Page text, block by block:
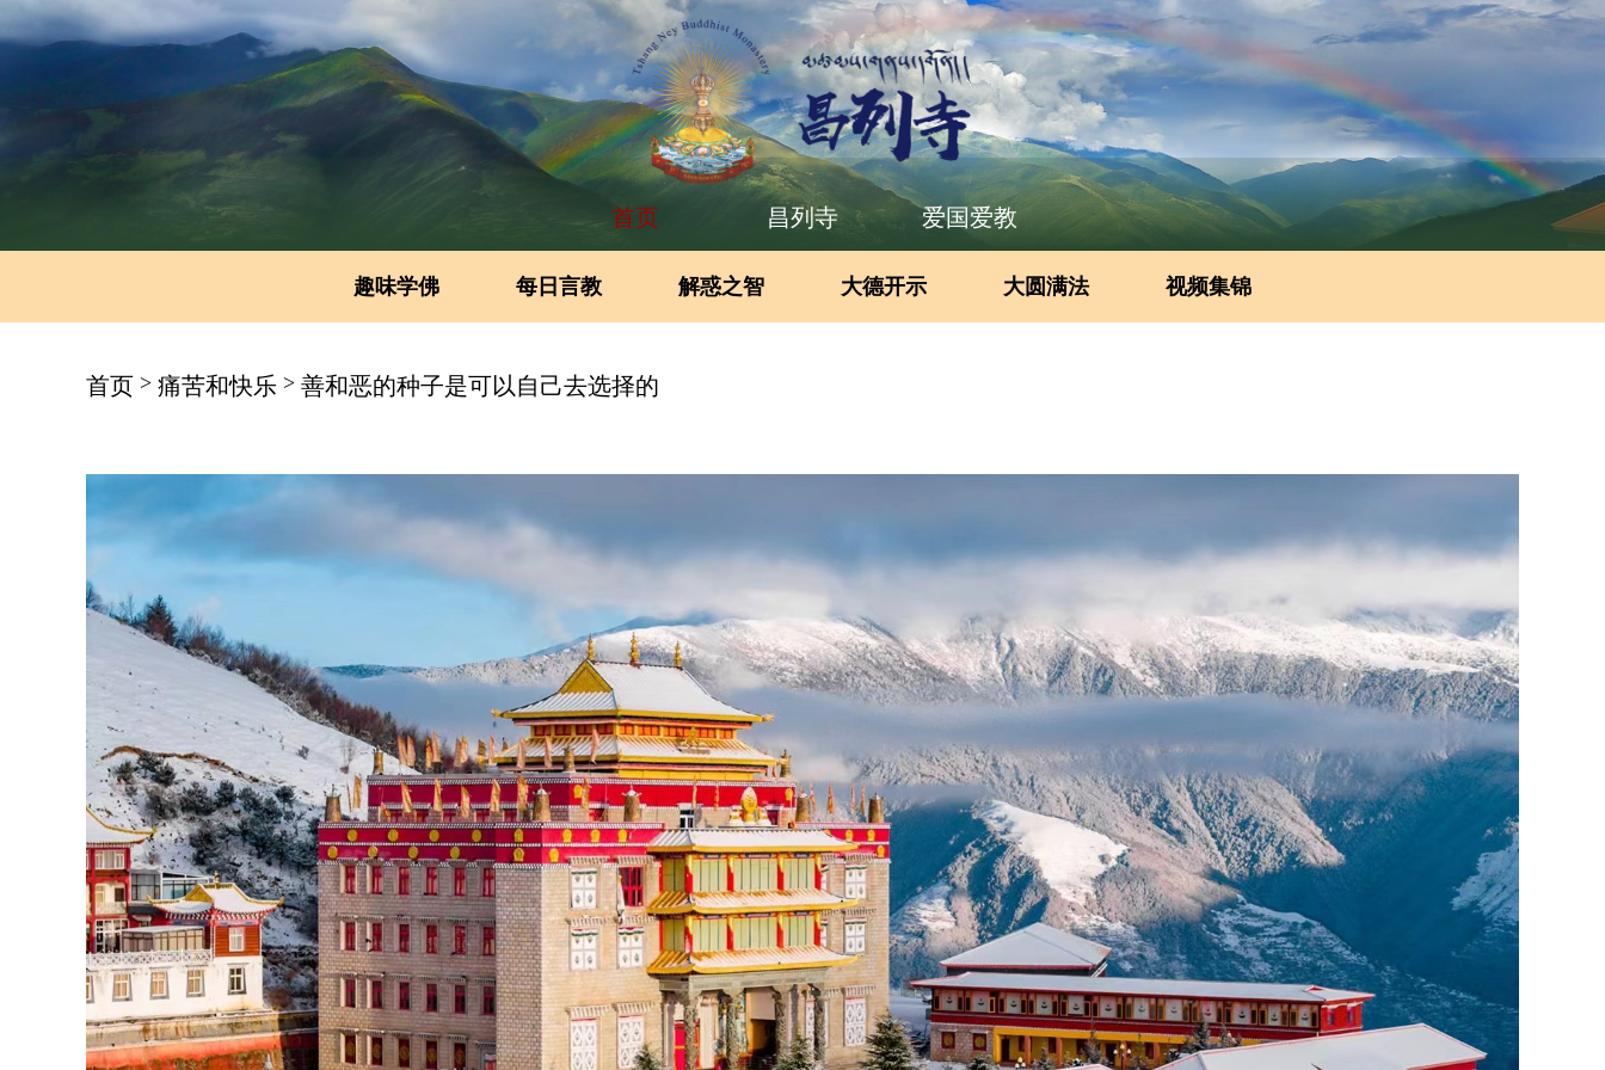
首页 昌列寺 爱国爱教
趣味学佛 每日言教 解惑之智 大德开示 大圆满法 视频集锦
首页 > 痛苦和快乐 > 善和恶的种子是可以自己去选择的